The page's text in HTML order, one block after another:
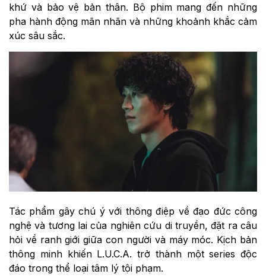
khứ và bảo vệ bản thân. Bộ phim mang đến những
pha hành động mãn nhãn và những khoảnh khắc cảm
xúc sâu sắc.
Tác phẩm gây chú ý với thông điệp về đạo đức công
nghệ và tương lai của nghiên cứu di truyền, đặt ra câu
hỏi về ranh giới giữa con người và máy móc. Kịch bản
thông minh khiến L.U.C.A. trở thành một series độc
đáo trong thể loại tâm lý tội phạm.